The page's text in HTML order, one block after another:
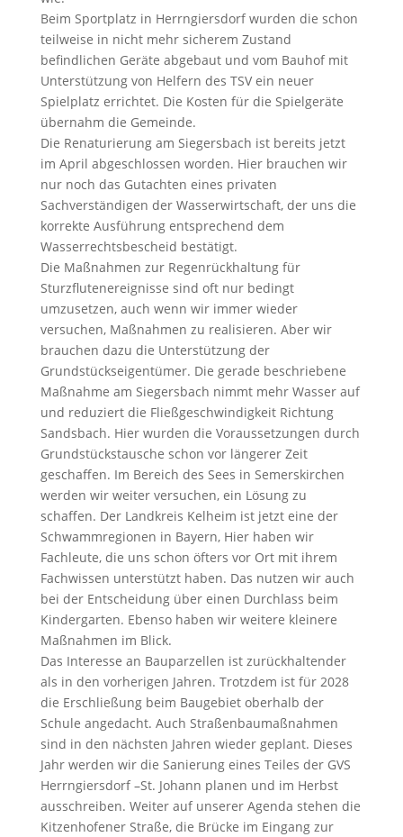
Beim Sportplatz in Herrngiersdorf wurden die schon
teilweise in nicht mehr sicherem Zustand
befindlichen Geräte abgebaut und vom Bauhof mit
Unterstützung von Helfern des TSV ein neuer
Spielplatz errichtet. Die Kosten für die Spielgeräte
übernahm die Gemeinde.
Die Renaturierung am Siegersbach ist bereits jetzt
im April abgeschlossen worden. Hier brauchen wir
nur noch das Gutachten eines privaten
Sachverständigen der Wasserwirtschaft, der uns die
korrekte Ausführung entsprechend dem
Wasserrechtsbescheid bestätigt.
Die Maßnahmen zur Regenrückhaltung für
Sturzflutenereignisse sind oft nur bedingt
umzusetzen, auch wenn wir immer wieder
versuchen, Maßnahmen zu realisieren. Aber wir
brauchen dazu die Unterstützung der
Grundstückseigentümer. Die gerade beschriebene
Maßnahme am Siegersbach nimmt mehr Wasser auf
und reduziert die Fließgeschwindigkeit Richtung
Sandsbach. Hier wurden die Voraussetzungen durch
Grundstückstausche schon vor längerer Zeit
geschaffen. Im Bereich des Sees in Semerskirchen
werden wir weiter versuchen, ein Lösung zu
schaffen. Der Landkreis Kelheim ist jetzt eine der
Schwammregionen in Bayern, Hier haben wir
Fachleute, die uns schon öfters vor Ort mit ihrem
Fachwissen unterstützt haben. Das nutzen wir auch
bei der Entscheidung über einen Durchlass beim
Kindergarten. Ebenso haben wir weitere kleinere
Maßnahmen im Blick.
Das Interesse an Bauparzellen ist zurückhaltender
als in den vorherigen Jahren. Trotzdem ist für 2028
die Erschließung beim Baugebiet oberhalb der
Schule angedacht. Auch Straßenbaumaßnahmen
sind in den nächsten Jahren wieder geplant. Dieses
Jahr werden wir die Sanierung eines Teiles der GVS
Herrngiersdorf –St. Johann planen und im Herbst
ausschreiben. Weiter auf unserer Agenda stehen die
Kitzenhofener Straße, die Brücke im Eingang zur